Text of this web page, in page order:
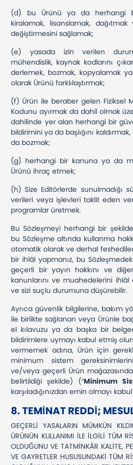
(d) bu Ürünü ya da herhangi
kiralamak, lisanslamak,
değiştirmesini sağlamak;
(e) yasada izin verilen
mühendislik, kaynak kodlarını
derlemek, bozmak, kopyalamak
olarak Ürünü farklılaştırmak;
(f) Ürün ile beraber gelen Fiziksel
Kodunu ayırmak da dahil olmak
dahilinde yer alan herhangi bir
bildirimini ya da başlığını
da bozmak;
(g) herhangi bir kanuna ya da
Ürünü ihraç etmek;
(h) Size Editörlerde sunulmadığı
verileri veya işlevleri taklit eden
programlar üretmek.
Bu Sözleşmeyi herhangi bir
bu Sözleşme altında kullanma
otomatik olarak ve derhal
bir ihlâl yapmanız, bu
geçerli bir yayın hakkını ve
kanunlarını ve muahedelerini ihlâl
ve sizi suçlu durumuna düşürebilir.
Ayrıca güvenlik bilgilerine, bakım
ile birlikte sağlanan veya Ürünle
el kılavuzu ya da başka bir
bildirimlere uymayı kabul etmiş
vermemek adına, Ürün için
minimum sistem
ve/veya geçerli Ürün
belirtildiği şekilde) (“Minimum
karşıladığınızdan emin olmayı
8. TEMİNAT REDDİ;
GEÇERLİ YASALARIN MÜMKÜN
ÜRÜNÜN KULLANIMI İLE İLGİLİ TÜM
OLDUĞUNU VE TATMİNKÂR KALİTE,
VE GAYRETLER HUSUSUNDAKİ TÜM